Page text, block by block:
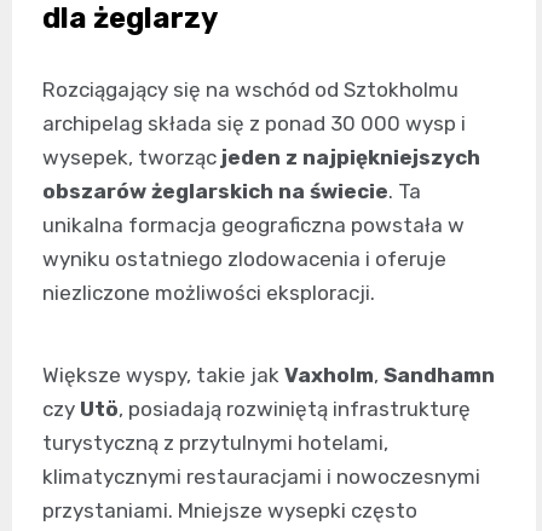
dla żeglarzy
Rozciągający się na wschód od Sztokholmu
archipelag składa się z ponad 30 000 wysp i
wysepek, tworząc jeden z najpiękniejszych
obszarów żeglarskich na świecie. Ta
unikalna formacja geograficzna powstała w
wyniku ostatniego zlodowacenia i oferuje
niezliczone możliwości eksploracji.
Większe wyspy, takie jak Vaxholm, Sandhamn
czy Utö, posiadają rozwiniętą infrastrukturę
turystyczną z przytulnymi hotelami,
klimatycznymi restauracjami i nowoczesnymi
przystaniami. Mniejsze wysepki często